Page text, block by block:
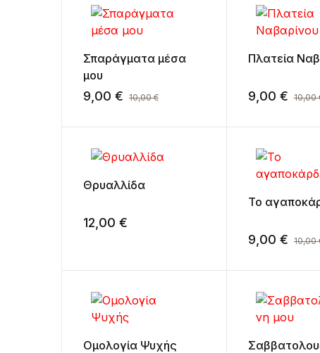
Σπαράγματα μέσα
μου
9,00 € 10,00€
Πλατεία
9,00 € 10,00
Θρυαλλίδα
12,00 €
Το
9,00 € 10,00
Ομολογία Ψυχής